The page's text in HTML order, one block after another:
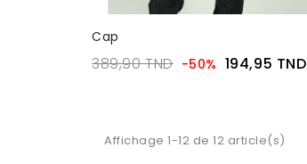
Cap
389,90 TND -50% 194,95 TND
Affichage 1-12 de 12 article(s)